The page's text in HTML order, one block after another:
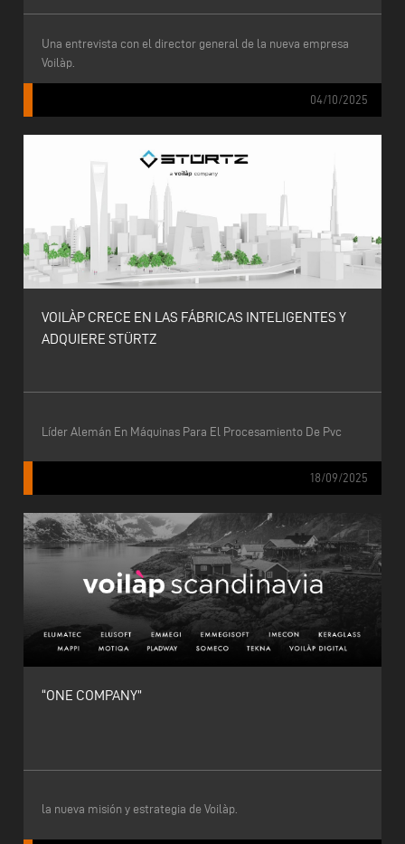
Una entrevista con el director general de la nueva empresa
Voilàp.
04/10/2025
VOILÀP CRECE EN LAS FÁBRICAS INTELIGENTES Y
ADQUIERE STÜRTZ
Líder Alemán En Máquinas Para El Procesamiento De Pvc
18/09/2025
“ONE COMPANY”
la nueva misión y estrategia de Voilàp.